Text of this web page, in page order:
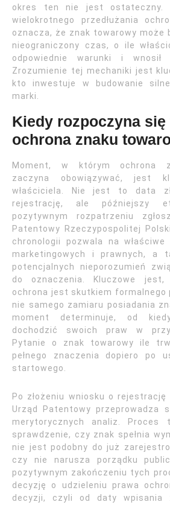
okres ten nie jest ostateczny.
wielokrotnego przedłużania
oznacza, że znak towarowy może
nieograniczony czas, o ile
odpowiednie warunki i wnosił
Zrozumienie tej mechaniki jest
kto inwestuje w budowanie
marki.
Kiedy rozpoczyna
ochrona znaku
Moment, w którym ochrona
zaczyna obowiązywać, jest
właściciela. Nie jest to data
rejestrację, ale późniejszy
pozytywnym rozpatrzeniu
Patentowy Rzeczypospolitej
chronologii pozwala na właściwe
marketingowych i prawnych, a
potencjalnych nieporozumień
do oznaczenia. Kluczowe
ochrona jest skutkiem formalnego
nie samego zamiaru posiadania
moment determinuje, od
dochodzić swoich praw w
Pytanie o znak towarowy ile
pełnego znaczenia dopiero po
startowego.
Po złożeniu wniosku o
Urząd Patentowy przeprowadza
merytorycznych analiz. Proces
sprawdzenie, czy znak spełnia
nie jest podobny do już
czy nie narusza porządku
pozytywnym zakończeniu tych
decyzję o udzieleniu prawa
decyzji, czyli od daty wpisania